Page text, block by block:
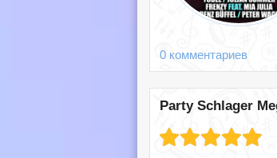
0 комментариев
Party Schlager